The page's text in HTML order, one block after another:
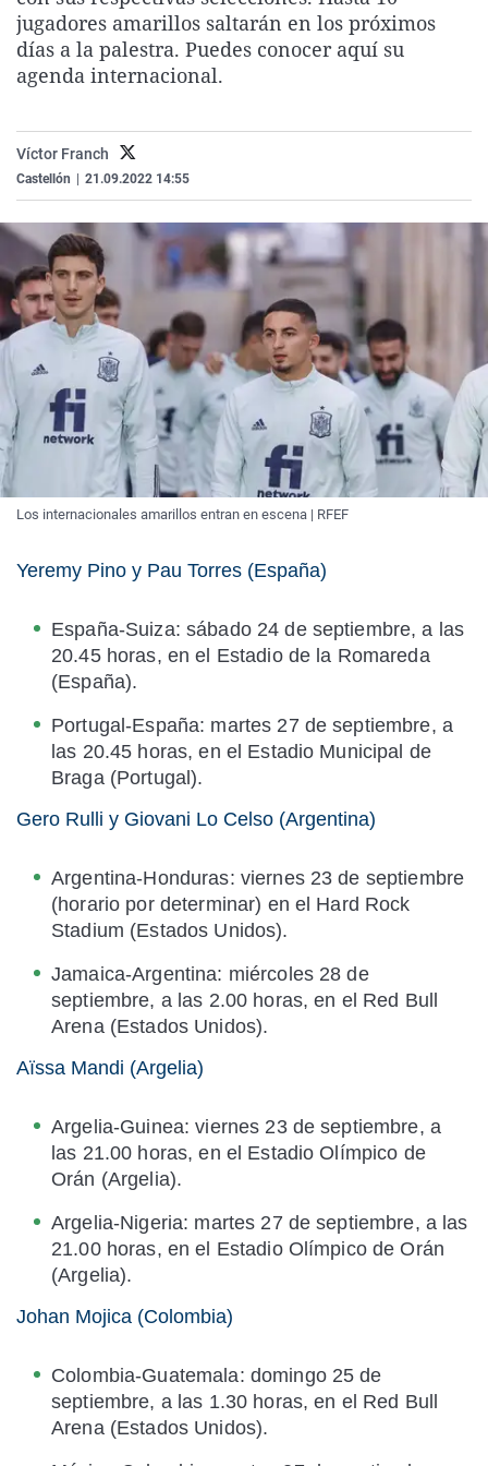
La rosa de los vientos
Gente viajera
Caso
Retornados
Operación Viuda
Extremadura
Galicia
Navarra
Virales
Televisión
jugadores amarillos saltarán en los próximos
días a la palestra. Puedes conocer aquí su
agenda internacional.
Víctor Franch
Castellón 21.09.2022 14:55
Los internacionales amarillos entran en escena | RFEF
Yeremy Pino y Pau Torres (España)
España-Suiza: sábado 24 de septiembre, a las
20.45 horas, en el Estadio de la Romareda
(España).
Portugal-España: martes 27 de septiembre, a
las 20.45 horas, en el Estadio Municipal de
Braga (Portugal).
Gero Rulli y Giovani Lo Celso (Argentina)
Argentina-Honduras: viernes 23 de septiembre
(horario por determinar) en el Hard Rock
Stadium (Estados Unidos).
Jamaica-Argentina: miércoles 28 de
septiembre, a las 2.00 horas, en el Red Bull
Arena (Estados Unidos).
Aïssa Mandi (Argelia)
Argelia-Guinea: viernes 23 de septiembre, a
las 21.00 horas, en el Estadio Olímpico de
Orán (Argelia).
Argelia-Nigeria: martes 27 de septiembre, a las
21.00 horas, en el Estadio Olímpico de Orán
(Argelia).
Johan Mojica (Colombia)
Colombia-Guatemala: domingo 25 de
septiembre, a las 1.30 horas, en el Red Bull
Arena (Estados Unidos).